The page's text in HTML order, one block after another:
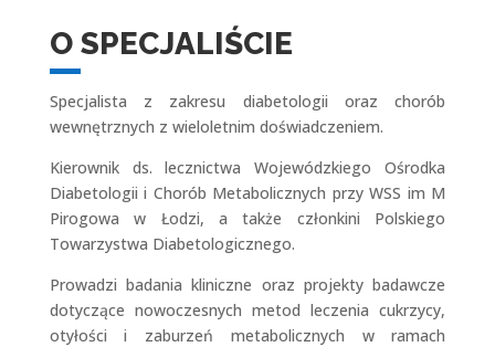
O SPECJALIŚCIE
Specjalista z zakresu diabetologii oraz chorób
wewnętrznych z wieloletnim doświadczeniem.
Kierownik ds. lecznictwa Wojewódzkiego Ośrodka
Diabetologii i Chorób Metabolicznych przy WSS im M
Pirogowa w Łodzi, a także członkini Polskiego
Towarzystwa Diabetologicznego.
Prowadzi badania kliniczne oraz projekty badawcze
dotyczące nowoczesnych metod leczenia cukrzycy,
otyłości i zaburzeń metabolicznych w ramach